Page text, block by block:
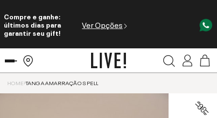
Compre e ganhe:
últimos dias para
garantir seu gift!
Ver Opções
HOME TANGA AMARRAÇÃO SPELL